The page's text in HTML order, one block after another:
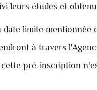
leurs études et
limite mentionnée
à travers
pré-inscription